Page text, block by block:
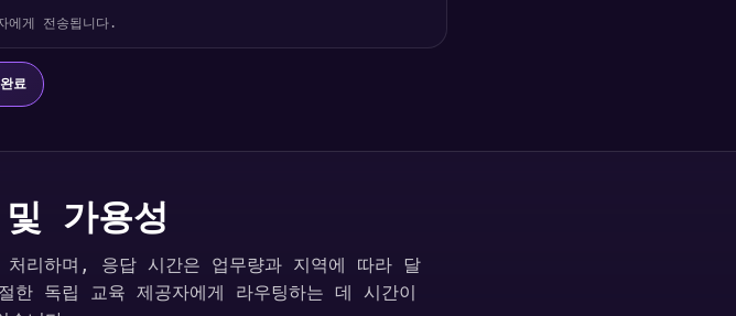
에게 전송됩니다.
료
가용성
하며, 응답 시간은 업무량과 지역에 따라 달
독립 교육 제공자에게 라우팅하는 데 시간이